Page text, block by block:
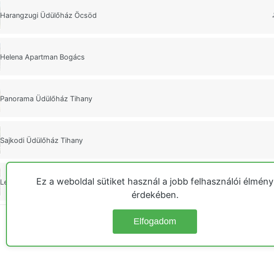
Harangzugi Üdülőház Öcsöd
Helena Apartman Bogács
Panorama Üdülőház Tihany
Sajkodi Üdülőház Tihany
Levendula Üdülőház Tihany
Ez a weboldal sütiket használ a jobb felhasználói élmény
érdekében.
Elfogadom